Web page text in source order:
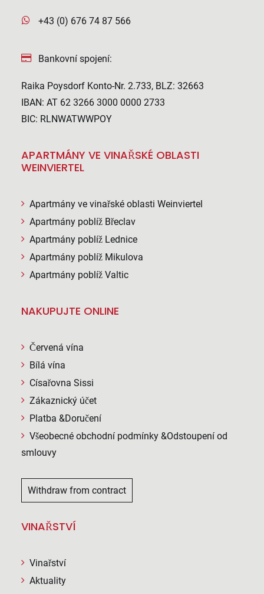
+43 (0) 676 74 87 566
Bankovní spojení:
Raika Poysdorf Konto-Nr. 2.733, BLZ: 32663
IBAN: AT 62 3266 3000 0000 2733
BIC: RLNWATWWPOY
APARTMÁNY VE VINAŘSKÉ OBLASTI
WEINVIERTEL
Apartmány ve vinařské oblasti Weinviertel
Apartmány poblíž Břeclav
Apartmány poblíž Lednice
Apartmány poblíž Mikulova
Apartmány poblíž Valtic
NAKUPUJTE ONLINE
Červená vína
Bílá vína
Císařovna Sissi
Zákaznický účet
Platba &Doručení
Všeobecné obchodní podmínky &Odstoupení od
smlouvy
Withdraw from contract
VINAŘSTVÍ
Vinařství
Aktuality